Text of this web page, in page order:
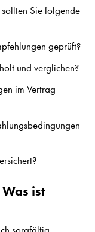
Sie folgende
geprüft?
und verglichen?
im Vertrag
ist
sorgfältig